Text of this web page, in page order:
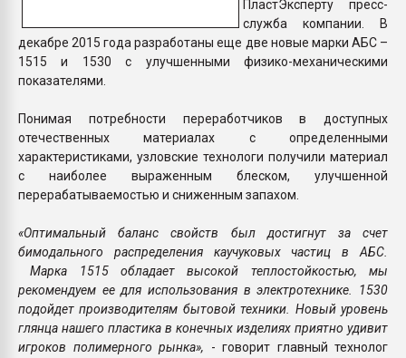
ПластЭксперту пресс-
служба компании. В
декабре 2015 года разработаны еще две новые марки АБС –
1515 и 1530 с улучшенными физико-механическими
показателями.
Понимая потребности переработчиков в доступных
отечественных материалах с определенными
характеристиками, узловские технологи получили материал
с наиболее выраженным блеском, улучшенной
перерабатываемостью и сниженным запахом.
«Оптимальный баланс свойств был достигнут за счет
бимодального распределения каучуковых частиц в АБС.
Марка 1515 обладает высокой теплостойкостью, мы
рекомендуем ее для использования в электротехнике. 1530
подойдет производителям бытовой техники. Новый уровень
глянца нашего пластика в конечных изделиях приятно удивит
игроков полимерного рынка», - говорит главный технолог